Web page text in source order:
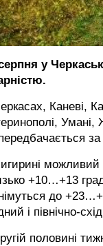
у
Каневі,
можливий
+10…+13
до
і північно-
половині